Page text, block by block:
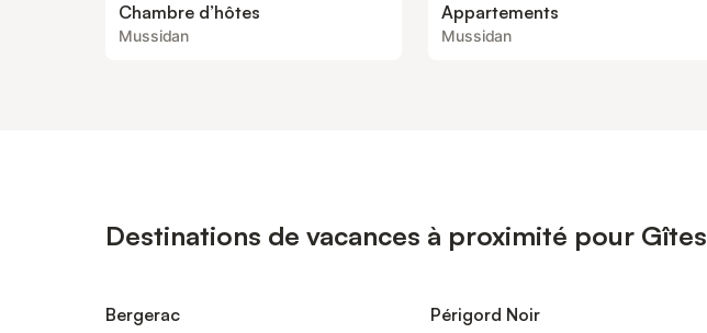
Chambre d’hôtes
Mussidan
Appartements
Mussidan
Destinations de vacances à proximité pour Gîtes
Bergerac Périgord Noir